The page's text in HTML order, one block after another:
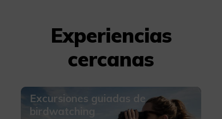
Experiencias
cercanas
Excursiones guiadas de
birdwatching